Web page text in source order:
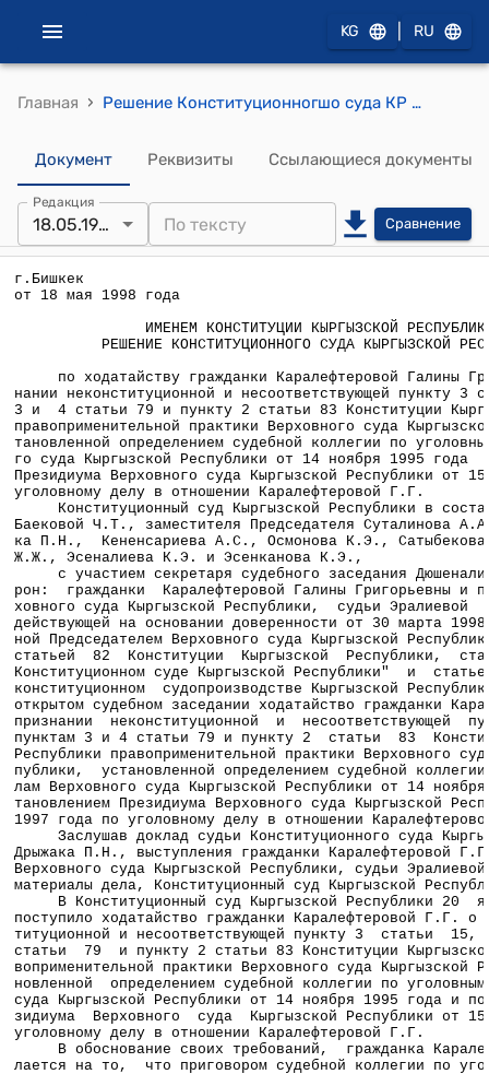
KG RU
Главная › Решение Конституционногшо суда КР от 18 мая 1998 года по ходатайству гражданки Каралефтеровой Галины Григорьевны о признании неконституционной и несоответствующей пункту 3 статьи 15, пунктам 3 и 4 статьи 79 и пункту 2 статьи 83 Конституции Кыргызской Республики правоприменительной практики Верховного суда Кыргызской Республики, установленной определением судебной коллегии по уголовным делам Верховного суда Кыргызской Республики от 14 ноября 1995 года
Документ Реквизиты Ссылающиеся документы
Редакция
18.05.1998 Сравнение